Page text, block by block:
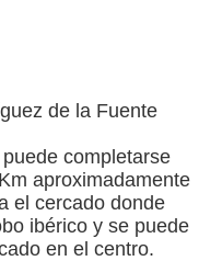
de la Fuente
completarse
aproximadamente
el cercado donde
ibérico y se puede
en el centro.